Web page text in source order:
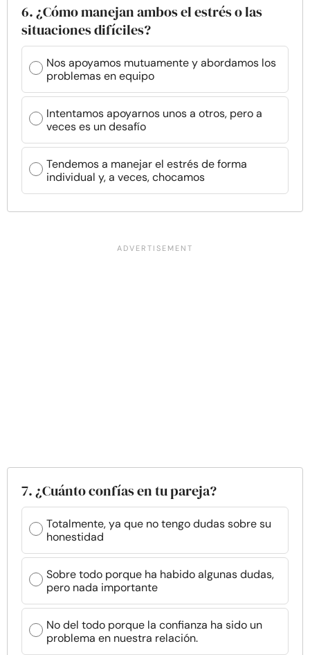
6. ¿Cómo manejan ambos el estrés o las
situaciones difíciles?
Nos apoyamos mutuamente y abordamos los
problemas en equipo
Intentamos apoyarnos unos a otros, pero a
veces es un desafío
Tendemos a manejar el estrés de forma
individual y, a veces, chocamos
7. ¿Cuánto confías en tu pareja?
Totalmente, ya que no tengo dudas sobre su
honestidad
Sobre todo porque ha habido algunas dudas,
pero nada importante
No del todo porque la confianza ha sido un
problema en nuestra relación.